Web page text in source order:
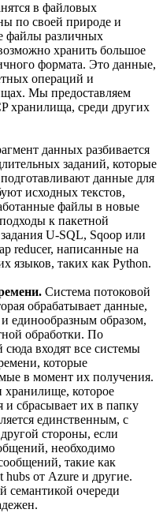
в файловых
по своей природе и
файлы различных
хранить большое
формата. Это данные,
операций и
Мы предоставляем
хранилища, среди других
данных разбивается
заданий, которые
данные для
исходных текстов,
файлы в новые
к пакетной
U-SQL, Sqoop или
reducer, написанные на
языков, таких как Python.
Система потоковой
обрабатывает данные,
единообразным образом,
обработки. По
входят все системы
которые
в момент их получения.
которое
и сбрасывает их в папку
единственным, с
стороны, если
необходимо
такие как
hubs от Azure и другие.
семантикой очереди